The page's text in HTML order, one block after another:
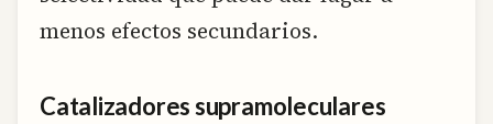
menos efectos secundarios.
Catalizadores supramoleculares